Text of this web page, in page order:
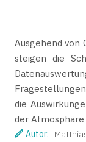
Ausgehend von
steigen die
die
der
Autor: